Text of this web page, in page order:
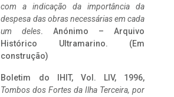
com a indicação da importância da
despesa das obras necessárias em cada
um deles. Anónimo – Arquivo
Histórico Ultramarino. (Em
construção)
Boletim do IHIT, Vol. LIV, 1996,
Tombos dos Fortes da Ilha Terceira, por